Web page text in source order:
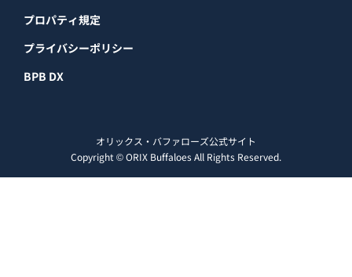
プロパティ規定
プライバシーポリシー
BPB DX
オリックス・バファローズ公式サイト
Copyright © ORIX Buffaloes All Rights Reserved.